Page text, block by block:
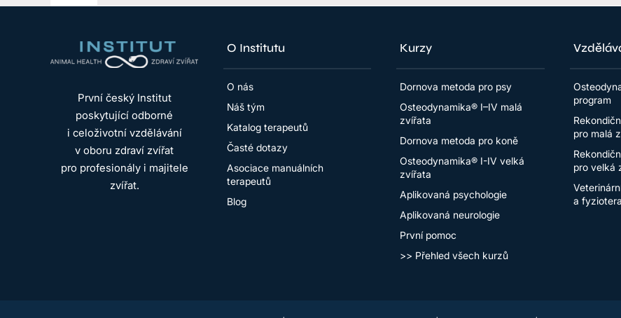
První český Institut
poskytující odborné
i celoživotní vzdělávání
v oboru zdraví zvířat
pro profesionály i majitele
zvířat.
O Institutu
O nás
Náš tým
Katalog terapeutů
Časté dotazy
Asociace manuálních
terapeutů
Blog
Kurzy
Dornova metoda pro psy
Osteodynamika® I–IV malá
zvířata
Dornova metoda pro koně
Osteodynamika® I-IV velká
zvířata
Aplikovaná psychologie
Aplikovaná neurologie
První pomoc
>> Přehled všech kurzů
program
pro malá
pro velká
a